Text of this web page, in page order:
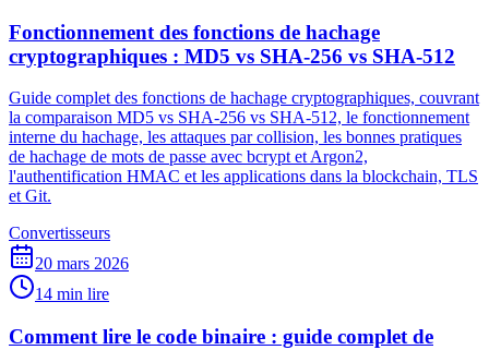
Fonctionnement des fonctions de hachage
cryptographiques : MD5 vs SHA-256 vs SHA-512
Guide complet des fonctions de hachage cryptographiques, couvrant
la comparaison MD5 vs SHA-256 vs SHA-512, le fonctionnement
interne du hachage, les attaques par collision, les bonnes pratiques
de hachage de mots de passe avec bcrypt et Argon2,
l'authentification HMAC et les applications dans la blockchain, TLS
et Git.
Convertisseurs
20 mars 2026
14 min lire
Comment lire le code binaire : guide complet de